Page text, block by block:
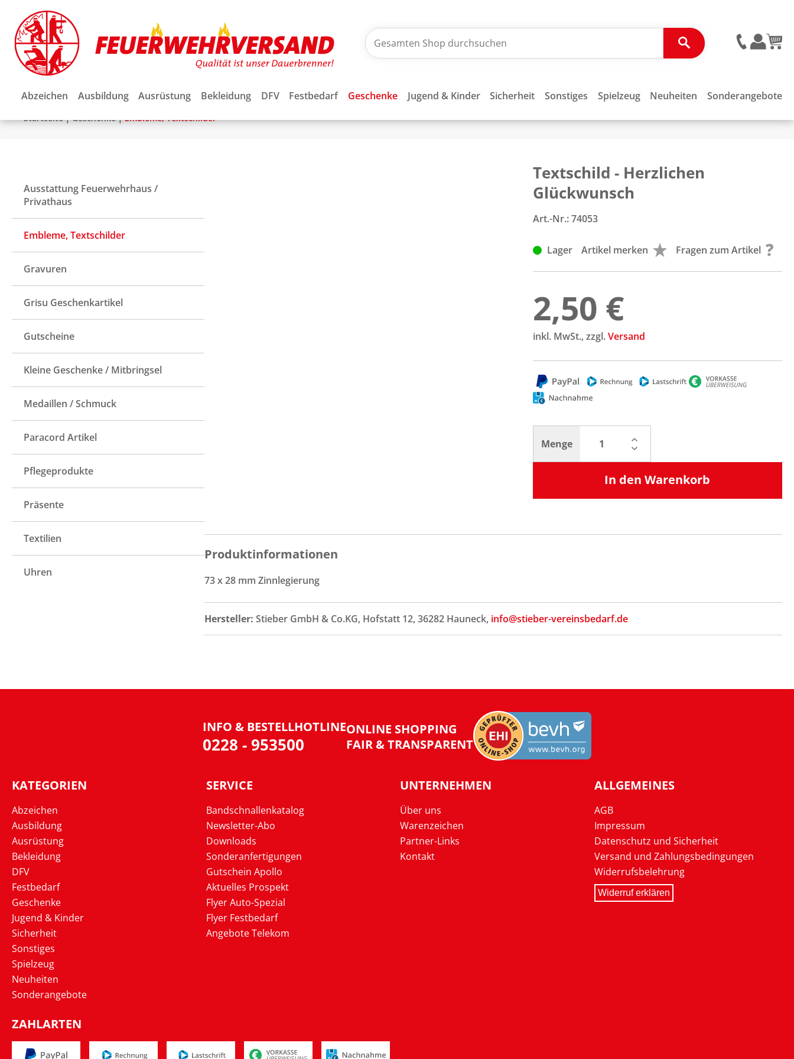
Abzeichen Ausbildung Ausrüstung Bekleidung DFV Festbedarf Geschenke Jugend & Kinder Sicherheit Sonstiges Spielzeug Neuheiten Sonderangebote
Startseite|Geschenke|Embleme, Textschilder
Ausstattung Feuerwehrhaus /
Privathaus
Embleme, Textschilder
Gravuren
Grisu Geschenkartikel
Gutscheine
Kleine Geschenke / Mitbringsel
Medaillen / Schmuck
Paracord Artikel
Pflegeprodukte
Präsente
Textilien
Uhren
Textschild - Herzlichen
Glückwunsch
Art.-Nr.:74053
Lager Artikel merken Fragen zum Artikel
2,50 €
inkl. MwSt., zzgl.Versand
Menge
In den Warenkorb
Produktinformationen
73 x 28 mm Zinnlegierung
Hersteller: Stieber GmbH & Co.KG, Hofstatt 12, 36282 Hauneck, info@stieber-vereinsbedarf.de
INFO & BESTELLHOTLINE
0228 - 953500
ONLINE SHOPPING
FAIR & TRANSPARENT
KATEGORIEN
Abzeichen
Ausbildung
Ausrüstung
Bekleidung
DFV
Festbedarf
Geschenke
Jugend & Kinder
Sicherheit
Sonstiges
Spielzeug
Neuheiten
Sonderangebote
SERVICE
Bandschnallenkatalog
Newsletter-Abo
Downloads
Sonderanfertigungen
Gutschein Apollo
Aktuelles Prospekt
Flyer Auto-Spezial
Flyer Festbedarf
Angebote Telekom
UNTERNEHMEN
Über uns
Warenzeichen
Partner-Links
Kontakt
ALLGEMEINES
AGB
Impressum
Datenschutz und Sicherheit
Versand und Zahlungsbedingungen
Widerrufsbelehrung
Widerruf erklären
ZAHLARTEN